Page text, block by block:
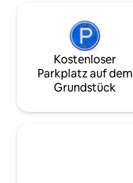
Kostenloser
Parkplatz auf dem
Grundstück